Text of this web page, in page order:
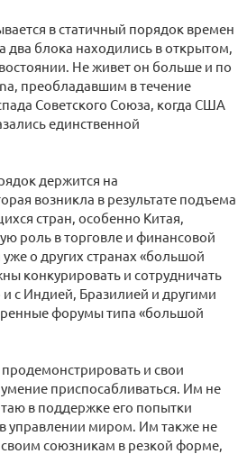
в статичный порядок времен
два блока находились в открытом,
Не живет он больше и по
преобладавшим в течение
Советского Союза, когда США
единственной
держится на
возникла в результате подъема
стран, особенно Китая,
роль в торговле и финансовой
о других странах «большой
конкурировать и сотрудничать
и с Индией, Бразилией и другими
форумы типа «большой
и свои
приспосабливаться. Им не
в поддержке его попытки
управлении миром. Им также не
своим союзникам в резкой форме,